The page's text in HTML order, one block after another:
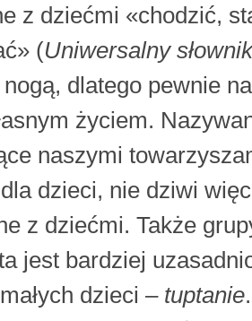
z dziećmi «chodzić,
(Uniwersalny
nogą, dlatego pewnie
życiem.
naszymi
dzieci, nie dziwi
z dziećmi. Także
jest bardziej
dzieci – tuptanie